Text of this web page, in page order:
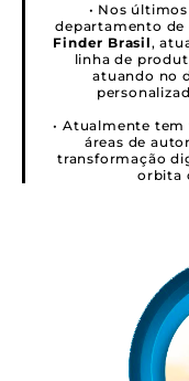
• Nos
departamento de
Finder Brasil,
linha de
atuando no
• Atualmente tem
áreas de
transformação
orbita